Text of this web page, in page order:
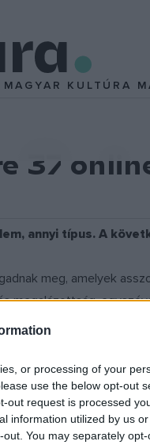
or processing of your
use the below opt-out
out request is processed
information utilized by us
You may separately
MAGYAR KULTÚRA
37
annyi típus. A
meg, amelyek
ütköztetésére
író, Száraz Miklós
az idő), Kiss
író, drámaíró, esszéista.